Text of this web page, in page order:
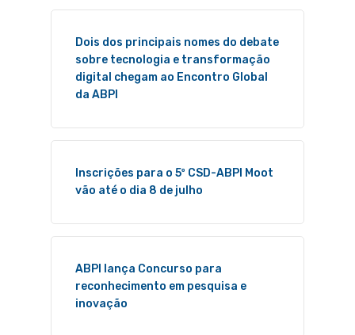
Dois dos principais nomes do debate
sobre tecnologia e transformação
digital chegam ao Encontro Global
da ABPI
Inscrições para o 5º CSD-ABPI Moot
vão até o dia 8 de julho
ABPI lança Concurso para
reconhecimento em pesquisa e
inovação